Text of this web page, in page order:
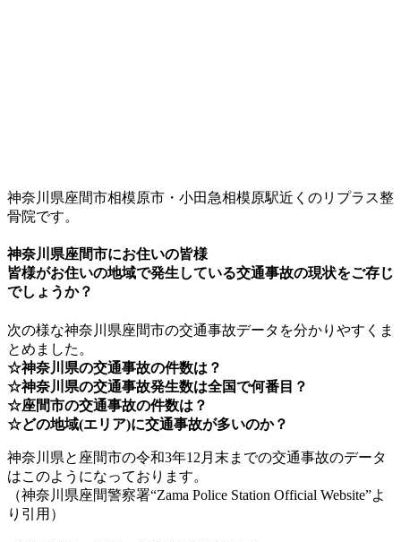
神奈川県座間市相模原市・小田急相模原駅近くのリプラス整
骨院です。
神奈川県座間市にお住いの皆様
皆様がお住いの地域で発生している交通事故の現状をご存じ
でしょうか？
次の様な神奈川県座間市の交通事故データを分かりやすくま
とめました。
☆神奈川県の交通事故の件数は？
☆神奈川県の交通事故発生数は全国で何番目？
☆座間市の交通事故の件数は？
☆どの地域(エリア)に交通事故が多いのか？
神奈川県と座間市の令和3年12月末までの交通事故のデータ
はこのようになっております。
（神奈川県座間警察署“Zama Police Station Official Website”よ
り引用）